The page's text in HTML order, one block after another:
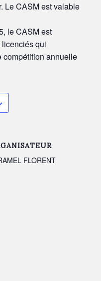
Le CASM est valable
le CASM est
qui
compétition annuelle
FLORENT